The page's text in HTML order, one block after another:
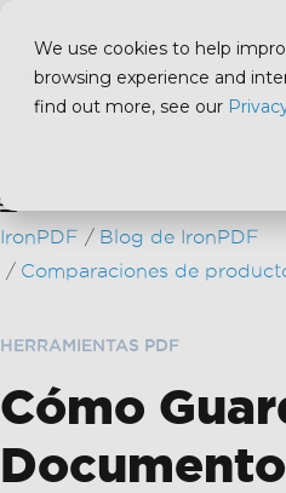
We use cookies to help
browsing experience and
find out more, see our
Saltar al pie de página
IronPDF
Blog de IronPDF
Comparaciones de
HERRAMIENTAS PDF
Cómo